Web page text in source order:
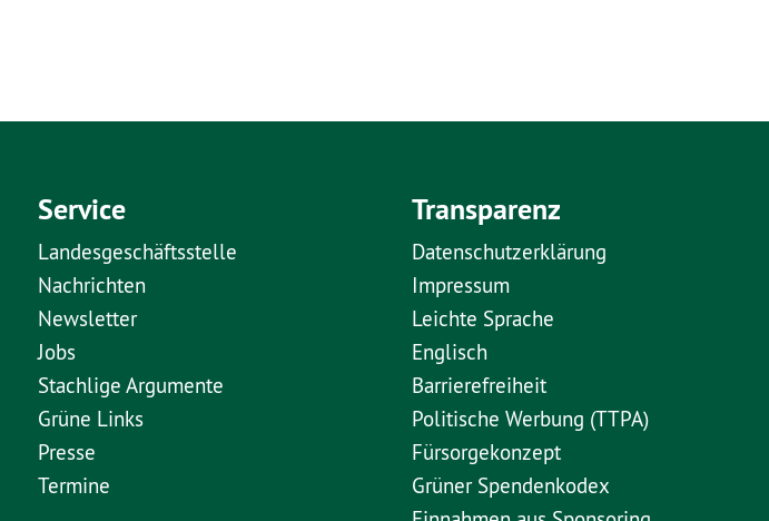
Service
Landesgeschäftsstelle
Nachrichten
Newsletter
Jobs
Stachlige Argumente
Grüne Links
Presse
Termine
Transparenz
Datenschutzerklärung
Impressum
Leichte Sprache
Englisch
Barrierefreiheit
Politische Werbung (TTPA)
Fürsorgekonzept
Grüner Spendenkodex